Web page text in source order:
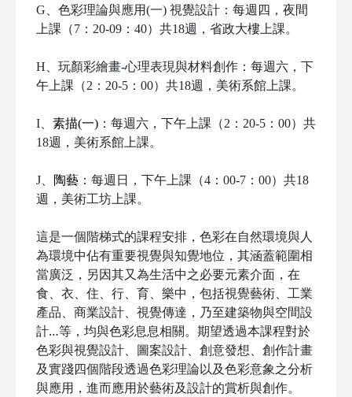
G 、色彩理論與應用(一) 視覺設計 ： 每週四，夜間
上課（7：20-09：40） 共18週，省政大樓 上課。
H 玩顏彩繪畫-心理表現與材料創作：每週 六 ， 下
午上課（2：20-5：00）共18週，美術系館上課。
I 素描(一) ：每週六，下午上課（2：20-5：00）共
18週，美術系館上課。
J 陶藝 ：每週日，下午上課（4：00-7：00）共18
週，美術工坊上課。
這是一個階梯式的課程安排，色彩在自然環境與人
為環境中佔有重要視覺與知覺地位，其涵蓋範圍相
當廣泛，另因其又為生活中之必要元素介面，在
食、衣、住、行、育、樂中，包括視覺藝術、工業
產品、商業設計、視覺傳達，乃至建築物與空間設
計…等，均與色彩息息相關。期望透過本課程對於
色彩與視覺設計、圖案設計、創意發想、創作計畫
及實踐四個階段透過色彩理論以及色彩意象之分析
與應用，進而應用於藝術及設計的賞析與創作。